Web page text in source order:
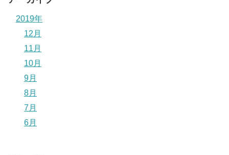
2019年
12月
11月
10月
9月
8月
7月
6月